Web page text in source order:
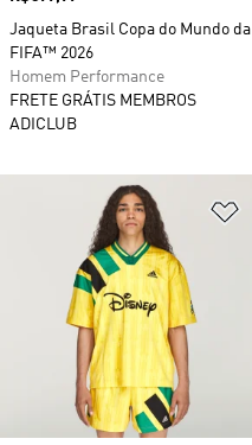
Jaqueta Brasil Copa do Mundo da
FIFA™ 2026
Homem Performance
FRETE GRÁTIS MEMBROS
ADICLUB